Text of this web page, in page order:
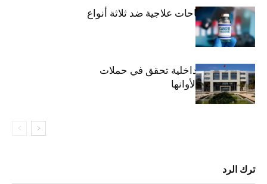
روسيا تطور لقاحات علاجية ضد ثلاثة أنواع
من السرطان
التشريعيات: الداخلية تحقق في حملات
انتخابية سابقة لأوانها
ترك الرد